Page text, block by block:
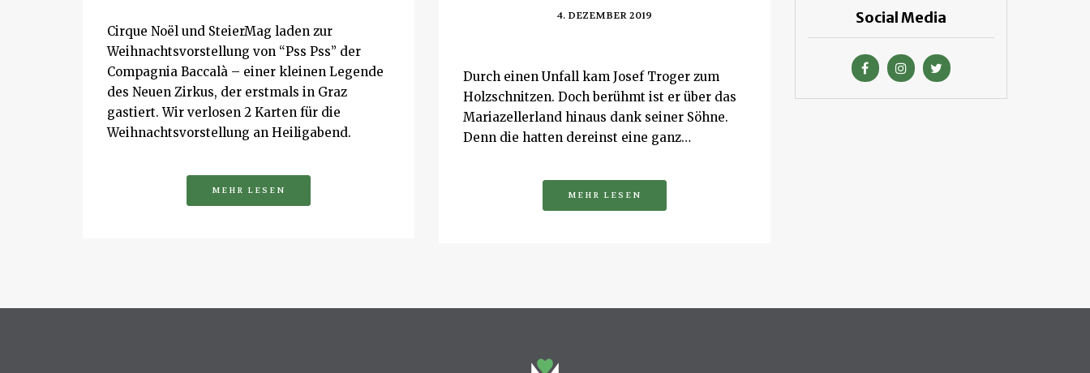
Cirque Noël und SteierMag laden zur
Weihnachtsvorstellung von “Pss Pss” der
Compagnia Baccalà – einer kleinen Legende
des Neuen Zirkus, der erstmals in Graz
gastiert. Wir verlosen 2 Karten für die
Weihnachtsvorstellung an Heiligabend.
MEHR LESEN
4. DEZEMBER 2019
Durch einen Unfall kam Josef Troger zum
Holzschnitzen. Doch berühmt ist er über das
Mariazellerland hinaus dank seiner Söhne.
Denn die hatten dereinst eine ganz…
MEHR LESEN
Social Media